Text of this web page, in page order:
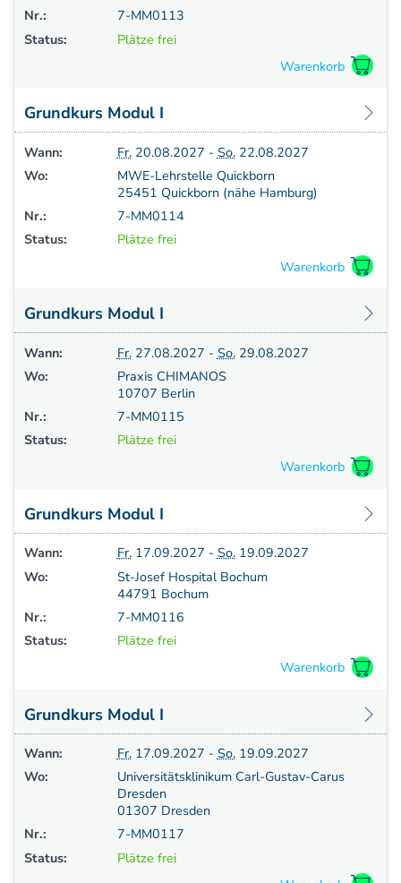
Nr.:
7-MM0113
Status:
Plätze frei
Grundkurs Modul I
Wann: Fr.20.08.2027 - So.22.08.2027
Wo:
MWE-Lehrstelle Quickborn
25451 Quickborn (nähe Hamburg)
Nr.:
7-MM0114
Status:
Plätze frei
Grundkurs Modul I
Wann: Fr.27.08.2027 - So.29.08.2027
Wo:
Praxis CHIMANOS
10707 Berlin
Nr.:
7-MM0115
Status:
Plätze frei
Grundkurs Modul I
Wann: Fr.17.09.2027 - So.19.09.2027
Wo:
St-Josef Hospital Bochum
44791 Bochum
Nr.:
7-MM0116
Status:
Plätze frei
Grundkurs Modul I
Wann: Fr.17.09.2027 - So.19.09.2027
Wo:
Universitätsklinikum Carl-Gustav-Carus
Dresden
01307 Dresden
Nr.:
7-MM0117
Status:
Plätze frei